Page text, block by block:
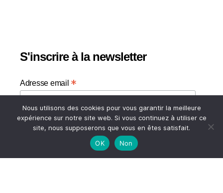
S'inscrire à la newsletter
Adresse email *
Votre adresse email
Nous utilisons des cookies pour vous garantir la meilleure
expérience sur notre site web. Si vous continuez à utiliser ce
site, nous supposerons que vous en êtes satisfait.
OK
Non